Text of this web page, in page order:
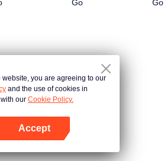
Go
Go
website, you are agreeing to our
and the use of cookies in
our Cookie Policy.
Accept